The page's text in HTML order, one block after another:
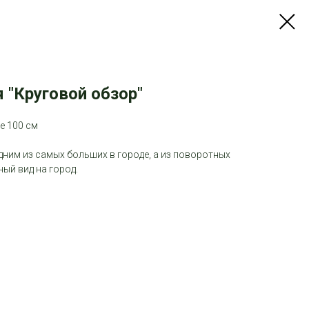
обзор"
100 см
из самых больших в городе, а из поворотных
вид на город.